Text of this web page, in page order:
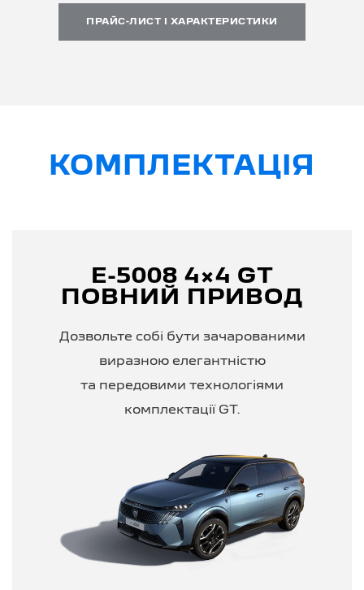
ПРАЙС-ЛИСТ І ХАРАКТЕРИСТИКИ
КОМПЛЕКТАЦІЯ
E-5008 4×4 GT
ПОВНИЙ ПРИВОД
Дозвольте собі бути зачарованими
виразною елегантністю
та передовими технологіями
комплектації GT.